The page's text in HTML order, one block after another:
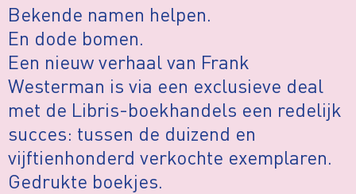
Bekende namen helpen.
En dode bomen.
Een nieuw verhaal van Frank
Westerman is via een exclusieve deal
met de Libris-boekhandels een redelijk
succes: tussen de duizend en
vijftienhonderd verkochte exemplaren.
Gedrukte boekjes.